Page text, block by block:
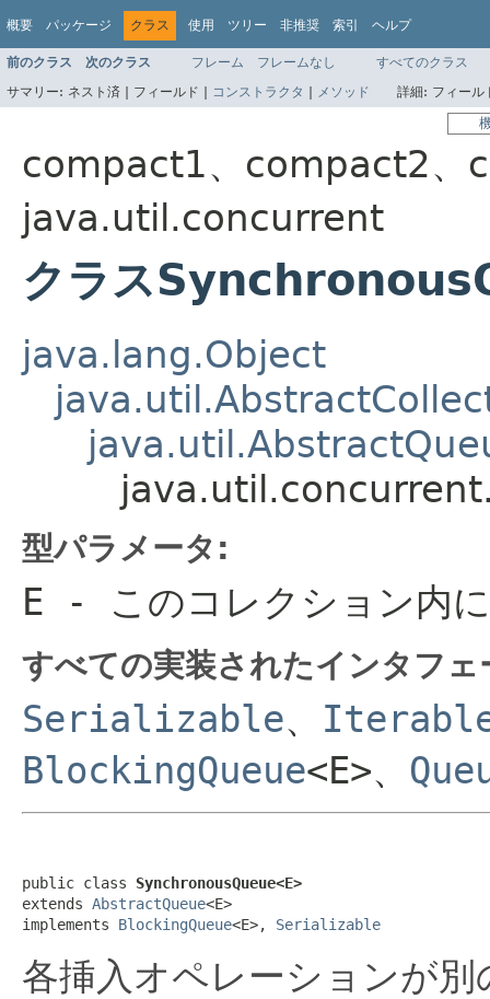
概要 パッケージ クラス 使用 ツリー 非推奨 索引 ヘルプ
前のクラス 次のクラス フレーム フレームなし
すべてのクラス
サマリー: ネスト済 | フィールド | コンストラクタ | メソッド 詳細: フィー
compact1、compact2、
java.util.concurrent
クラス
java.lang.Object
型パラメータ:
E - このコレクション内
すべての実装されたインタフ
Serializable、
BlockingQueue<E>、
public class SynchronousQueue<E>
extends AbstractQueue<E>
implements BlockingQueue<E>, Serializable
各挿入オペレーションが